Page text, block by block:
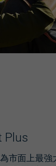
Plus
市面上最強